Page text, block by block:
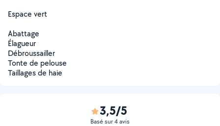
Espace vert
Abattage
Élagueur
Débroussailler
Tonte de pelouse
Taillages de haie
3,5/5
Basé sur 4 avis